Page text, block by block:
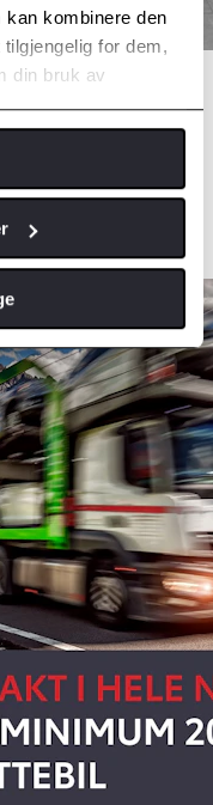
kombinere den
for dem,
din bruk av